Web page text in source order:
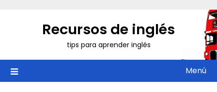
Recursos de inglés
tips para aprender inglés
Menú